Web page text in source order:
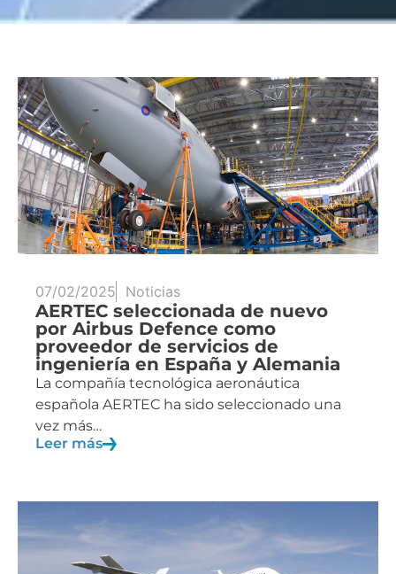
07/02/2025 Noticias
AERTEC seleccionada de nuevo
por Airbus Defence como
proveedor de servicios de
ingeniería en España y Alemania
La compañía tecnológica aeronáutica
española AERTEC ha sido seleccionado una
vez más…
Leer más